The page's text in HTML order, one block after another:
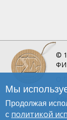
©
Мы
Продолжая
с политикой